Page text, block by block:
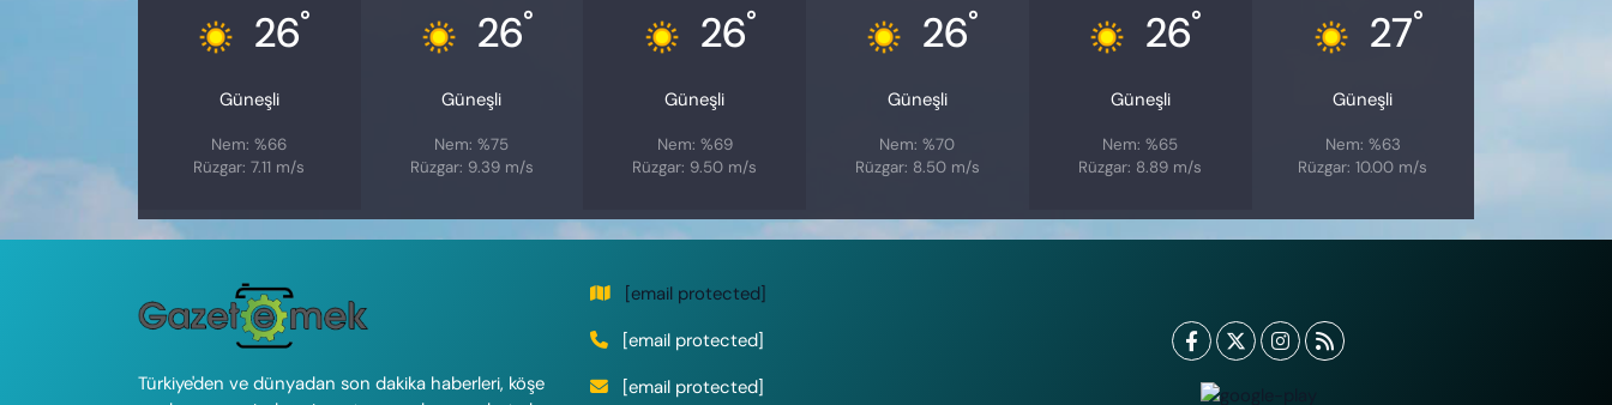
26°
Güneşli
Nem: %66
Rüzgar: 7.11 m/s
26°
Güneşli
Nem: %75
Rüzgar: 9.39 m/s
26°
Güneşli
Nem: %69
Rüzgar: 9.50 m/s
26°
Güneşli
Nem: %70
Rüzgar: 8.50 m/s
26°
Güneşli
Nem: %65
Rüzgar: 8.89 m/s
27°
Güneşli
Nem: %63
Rüzgar: 10.00 m/s
Türkiye'den ve dünyadan son dakika haberleri, köşe
[email protected]
[email protected]
[email protected]